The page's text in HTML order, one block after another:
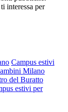
interessa per
Campus estivi
Milano
del Buratto
estivi per